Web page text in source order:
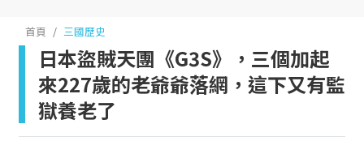
首頁 三國歷史
日本盜賊天團《G3S》，三個加起
來227歲的老爺爺落網，這下又有監
獄養老了